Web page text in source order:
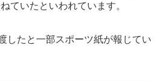
ていたといわれています。
したと一部スポーツ紙が報じてい